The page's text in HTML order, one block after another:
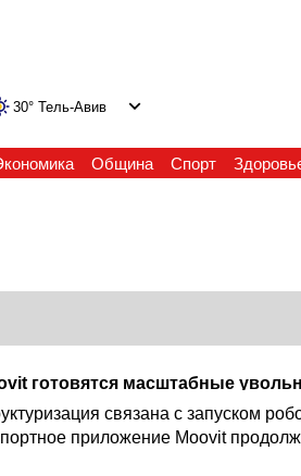
30° Тель-Авив
Община Спорт
связана с запуском
приложение Moovit